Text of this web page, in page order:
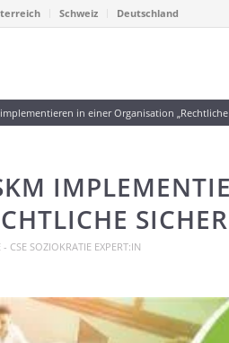
Schweiz Deutschland
in einer Organisation „Rechtliche
CSE SOZIOKRATIE EXPERT:IN